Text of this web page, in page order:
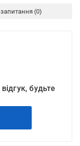
запитання
будьте